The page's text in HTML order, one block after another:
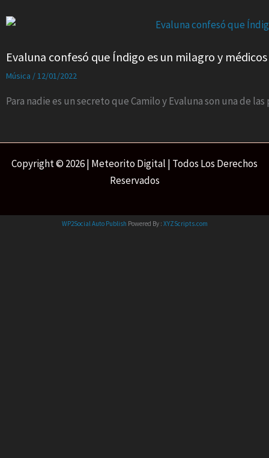
Evaluna confesó que Índigo es un milagro y
Música /12/01/2022
Para nadie es un secreto que Camilo y Evaluna son una de
Copyright © 2026 | Meteorito Digital | Todos Los Derechos
Reservados
WP2Social Auto Publish Powered By : XYZScripts.com